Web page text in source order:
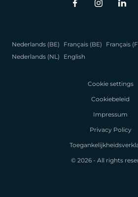
Nederlands (BE) Français (BE) Français
Nederlands (NL)
English
Cookie settings
Cookiebeleid
Impressum
Privacy Policy
© 2026 - All rights